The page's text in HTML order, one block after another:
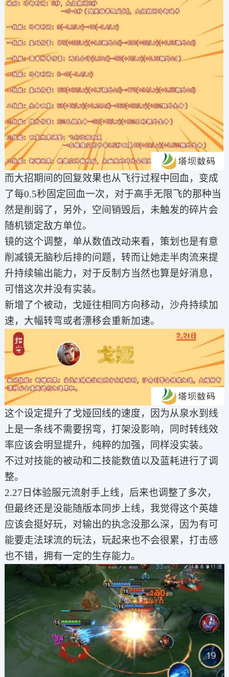
而大招期间的回复效果也从飞行过程中回血，变成
了每0.5秒固定回血一次，对于高手无限飞的那种当
然是削弱了，另外，空间销毁后，未触发的碎片会
随机锁定敌方单位。
镜的这个调整，单从数值改动来看，策划也是有意
削减镜无脑秒后排的问题，转而让她走半肉流来提
升持续输出能力，对于反制方当然也算是好消息，
可惜这次并没有实装。
新增了个被动，戈娅往相同方向移动，沙舟持续加
速，大幅转弯或者漂移会重新加速。
这个设定提升了戈娅回线的速度，因为从泉水到线
上是一条线不需要拐弯，打架没影响，同时转线效
率应该会明显提升，纯粹的加强，同样没实装。
不过对技能的被动和二技能数值以及蓝耗进行了调
整。
2.27日体验服元流射手上线，后来也调整了多次，
但最终还是没能随版本同步上线，我觉得这个英雄
应该会挺好玩，对输出的执念没那么深，因为有可
能要走法球流的玩法，玩起来也不会很累，打击感
也不错，拥有一定的生存能力。